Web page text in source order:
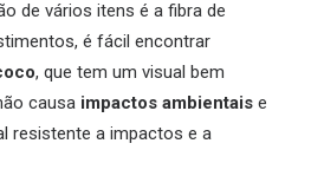
de vários itens é a fibra de
é fácil encontrar
, que tem um visual bem
causa impactos ambientais e
resistente a impactos e a